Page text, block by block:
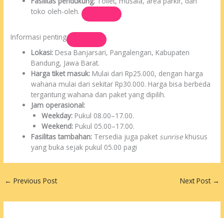
toko oleh-oleh.
Informasi penting
Lokasi: Desa Banjarsari, Pangalengan, Kabupaten
Bandung, Jawa Barat.
Harga tiket masuk: Mulai dari Rp25.000, dengan harga
wahana mulai dari sekitar Rp30.000. Harga bisa berbeda
tergantung wahana dan paket yang dipilih.
Jam operasional:
Weekday:Pukul 08.00–17.00.
Weekend:Pukul 05.00–17.00.
Fasilitas tambahan: Tersedia juga paket sunrise khusus
yang buka sejak pukul 05.00 pagi
← Previous Post Next Post →